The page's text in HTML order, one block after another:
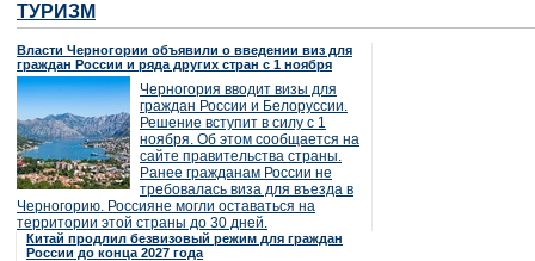
ТУРИЗМ
Власти Черногории объявили о введении виз для
граждан России и ряда других стран с 1 ноября
Черногория вводит визы для
граждан России и Белоруссии.
Решение вступит в силу с 1
ноября. Об этом сообщается на
сайте правительства страны.
Ранее гражданам России не
требовалась виза для въезда в
Черногорию. Россияне могли оставаться на
территории этой страны до 30 дней.
Китай продлил безвизовый режим для граждан
России до конца 2027 года